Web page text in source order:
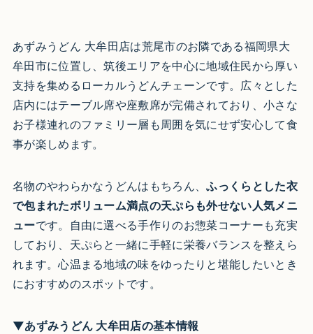
あずみうどん 大牟田店は荒尾市のお隣である福岡県大
牟田市に位置し、筑後エリアを中心に地域住民から厚い
支持を集めるローカルうどんチェーンです。広々とした
店内にはテーブル席や座敷席が完備されており、小さな
お子様連れのファミリー層も周囲を気にせず安心して食
事が楽しめます。
名物のやわらかなうどんはもちろん、ふっくらとした衣
で包まれたボリューム満点の天ぷらも外せない人気メニ
ューです。自由に選べる手作りのお惣菜コーナーも充実
しており、天ぷらと一緒に手軽に栄養バランスを整えら
れます。心温まる地域の味をゆったりと堪能したいとき
におすすめのスポットです。
▼あずみうどん 大牟田店の基本情報